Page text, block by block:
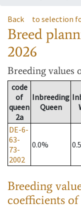
Back to selection
Breed
2026
Breeding values
code
of
queen
2a
Inbreeding
Queen
DE-6-
63-
73-
2002
0.0%
Breeding
coefficients